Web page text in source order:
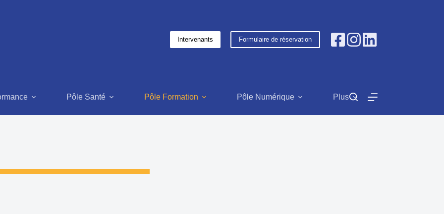
Intervenants Formulaire de réservation
Pôle Santé Pôle Formation Pôle Numérique Plus